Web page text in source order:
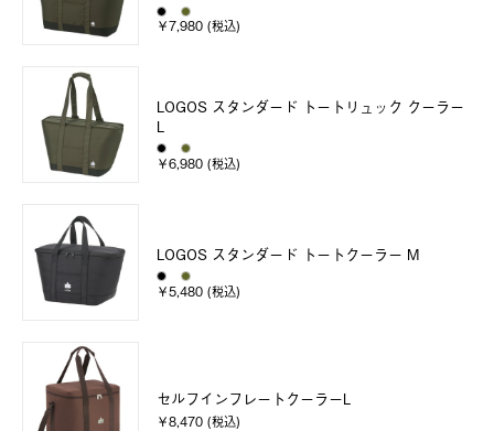
￥7,980 (税込)
LOGOS スタンダード トートリュック クーラー
L
￥6,980 (税込)
LOGOS スタンダード トートクーラー M
￥5,480 (税込)
セルフインフレートクーラーL
￥8,470 (税込)